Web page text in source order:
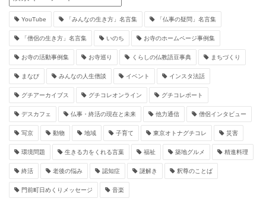
YouTube 「みんなの生き方」名言集 「仏事の疑問」名言集
「僧侶の生き方」名言集 いのち お寺のホームページ事例集
お寺の活動事例集 お寺巡り くらしの仏教語豆事典 まちづくり
まなび みんなの人生僧談 イベント インスタ法話
グチアーカイブス グチコレオンライン グチコレポート
デスカフェ 仏事・終活の現在と未来 他力通信 僧侶インタビュー
写京 動物 地域 子育て 東京オトナグチコレ 災害
環境問題 生きる力をくれる言葉 福祉 築地グルメ 精進料理
終活 老後の悩み 認知症 謎解き 釈尊のことば
門前町日めくりメッセージ 音楽